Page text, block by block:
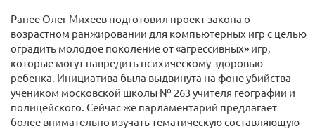
Ранее Олег Михеев подготовил проект закона о
возрастном ранжировании для компьютерных игр с целью
оградить молодое поколение от «агрессивных» игр,
которые могут навредить психическому здоровью
ребенка. Инициатива была выдвинута на фоне убийства
учеником московской школы № 263 учителя географии и
полицейского. Сейчас же парламентарий предлагает
более внимательно изучать тематическую составляющую